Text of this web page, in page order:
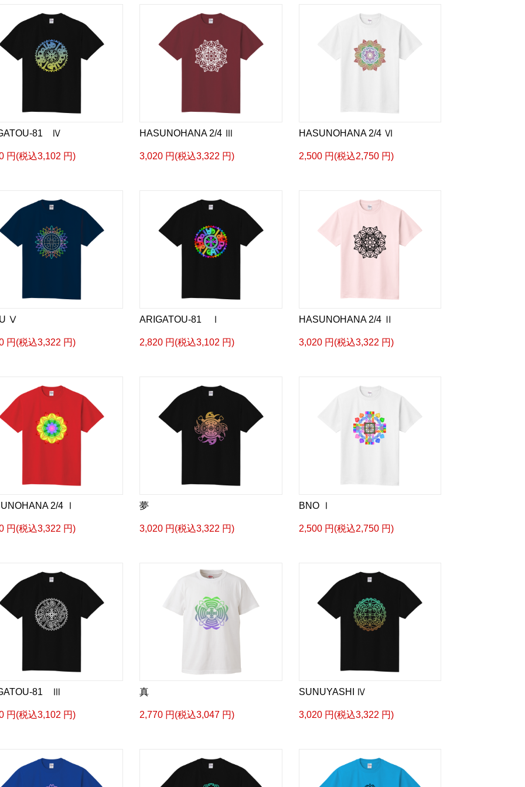
81 Ⅳ
円(税込3,102 円)
HASUNOHANA 2/4 Ⅲ
3,020 円(税込3,322 円)
HASUNOHANA 2/4 Ⅵ
2,500 円(税込2,750 円)
Ⅴ
円(税込3,322 円)
ARIGATOU-81 Ⅰ
2,820 円(税込3,102 円)
HASUNOHANA 2/4 Ⅱ
3,020 円(税込3,322 円)
2/4 Ⅰ
円(税込3,322 円)
夢
3,020 円(税込3,322 円)
BNO Ⅰ
2,500 円(税込2,750 円)
81 Ⅲ
円(税込3,102 円)
真
2,770 円(税込3,047 円)
SUNUYASHI Ⅳ
3,020 円(税込3,322 円)